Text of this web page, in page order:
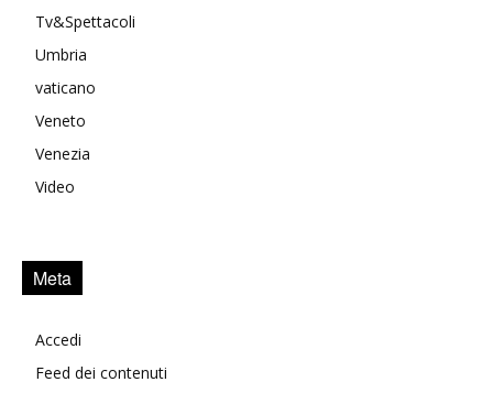
Tv&Spettacoli
Umbria
vaticano
Veneto
Venezia
Video
Meta
Accedi
Feed dei contenuti